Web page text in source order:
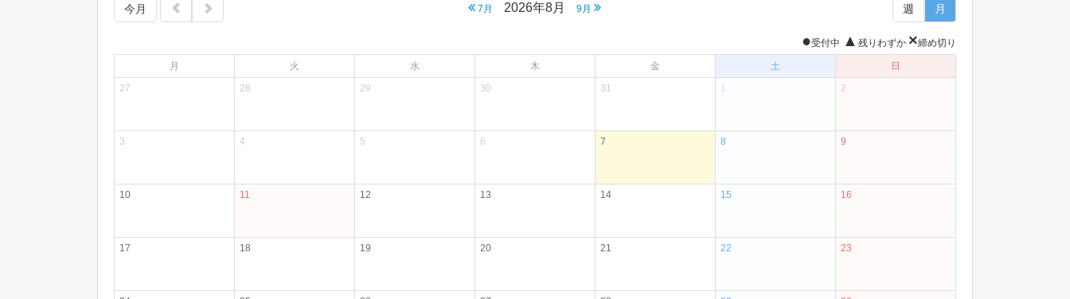
今月 7月 2026年8月 9月 週 月
●受付中 ▲ 残りわずか ×締め切り
月 火 水 木 金 土
日
27
28 29 30 31 1 2
3 4 5 6 7 8 9
10 11 12 13 14 15 16
17 18 19 20 21 22 23